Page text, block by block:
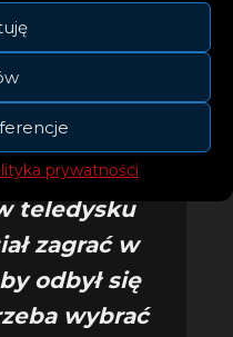
prywatności
utworu
teledysku
zagrać w
odbył się
wybrać